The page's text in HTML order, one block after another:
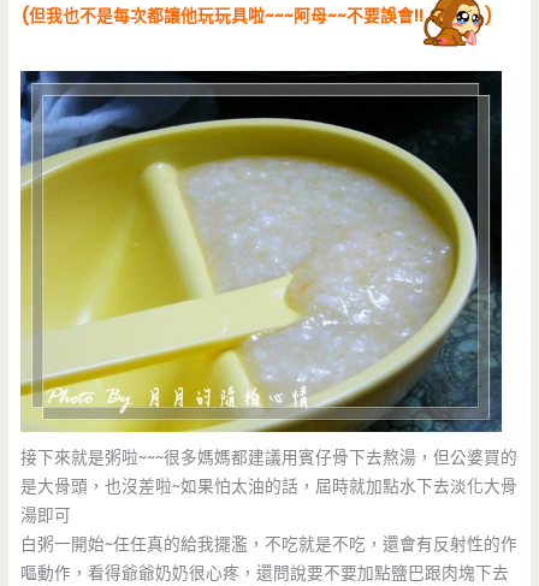
(但我也不是每次都讓他玩玩具啦~~~阿母~~不要誤會!! )
接下來就是粥啦~~~很多媽媽都建議用賓仔骨下去熬湯，但公婆買的
是大骨頭，也沒差啦~如果怕太油的話，屆時就加點水下去淡化大骨
湯即可
白粥一開始~任任真的給我擺濫，不吃就是不吃，還會有反射性的作
嘔動作，看得爺爺奶奶很心疼，還問說要不要加點鹽巴跟肉塊下去